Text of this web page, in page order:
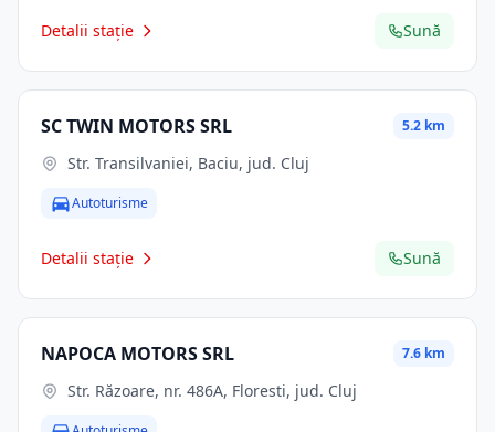
Detalii stație Sună
SC TWIN MOTORS SRL 5.2 km
Str. Transilvaniei, Baciu, jud. Cluj
Autoturisme
Detalii stație Sună
NAPOCA MOTORS SRL 7.6 km
Str. Răzoare, nr. 486A, Floresti, jud. Cluj